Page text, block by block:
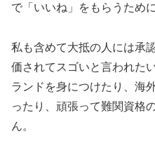
で「いいね」をもらうため
私も含めて大抵の人には承
価されてスゴいと言われた
ランドを身につけたり、海
ったり、頑張って難関資格
ん。